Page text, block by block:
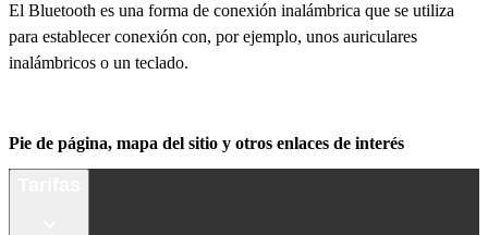
El Bluetooth es una forma de conexión inalámbrica que se utiliza
para establecer conexión con, por ejemplo, unos auriculares
inalámbricos o un teclado.
Pie de página, mapa del sitio y otros enlaces de interés